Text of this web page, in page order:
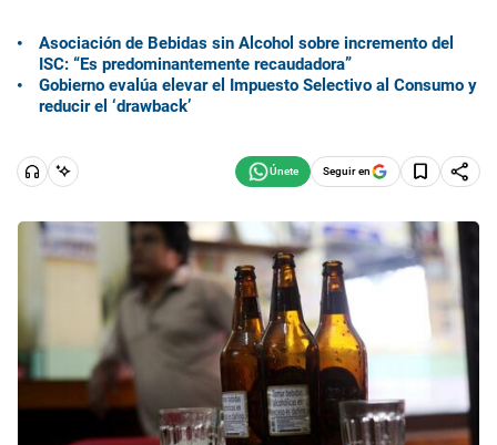
Asociación de Bebidas sin Alcohol sobre incremento del
ISC: “Es predominantemente recaudadora”
Gobierno evalúa elevar el Impuesto Selectivo al Consumo y
reducir el ‘drawback’
Seguir en